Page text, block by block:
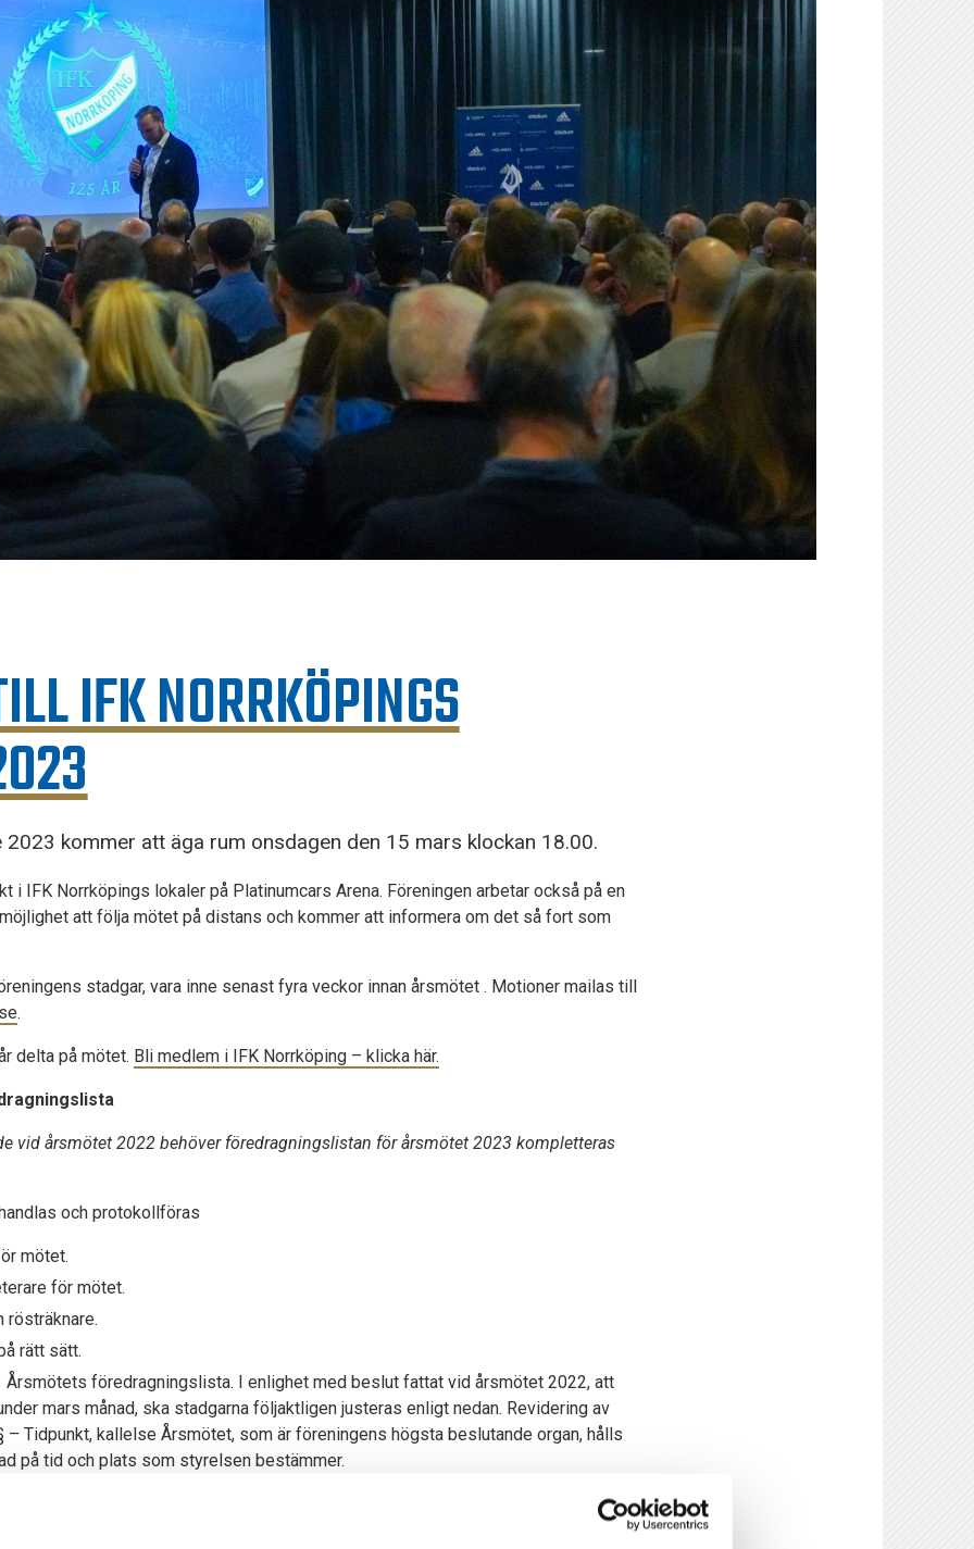
IFK NORRKÖPINGS
kommer att äga rum onsdagen den 15 mars klockan 18.00.
i IFK Norrköpings lokaler på Platinumcars Arena. Föreningen arbetar också på en
att följa mötet på distans och kommer att informera om det så fort som
stadgar, vara inne senast fyra veckor innan årsmötet . Motioner mailas till
.
delta på mötet. Bli medlem i IFK Norrköping – klicka här.
vid årsmötet 2022 behöver föredragningslistan för årsmötet 2023 kompletteras
och protokollföras
mötet.
för mötet.
rösträknare.
rätt sätt.
Årsmötets föredragningslista. I enlighet med beslut fattat vid årsmötet 2022, att
mars månad, ska stadgarna följaktligen justeras enligt nedan. Revidering av
Tidpunkt, kallelse Årsmötet, som är föreningens högsta beslutande organ, hålls
på tid och plats som styrelsen bestämmer.
för föreningen för det senaste verksamhetsåret.